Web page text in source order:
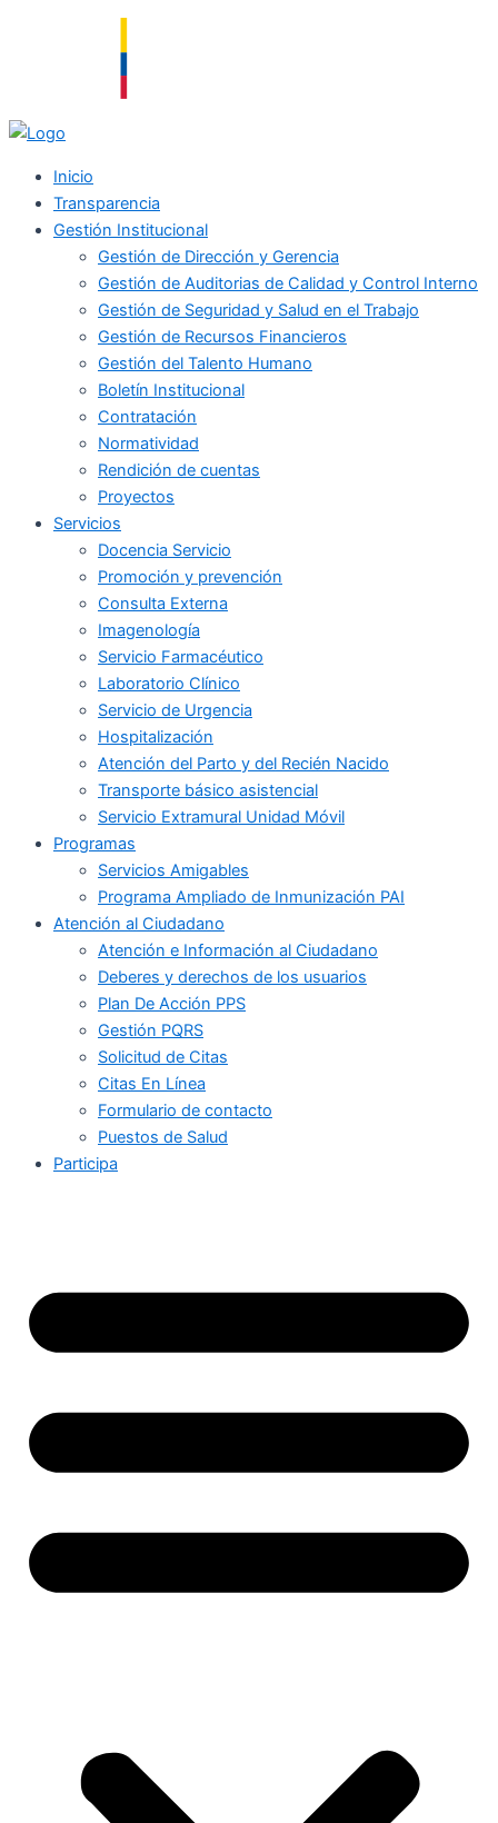
Inicio
Transparencia
Gestión Institucional
Gestión de Dirección y Gerencia
Gestión de Auditorias de Calidad y Control Interno
Gestión de Seguridad y Salud en el Trabajo
Gestión de Recursos Financieros
Gestión del Talento Humano
Boletín Institucional
Contratación
Normatividad
Rendición de cuentas
Proyectos
Servicios
Docencia Servicio
Promoción y prevención
Consulta Externa
Imagenología
Servicio Farmacéutico
Laboratorio Clínico
Servicio de Urgencia
Hospitalización
Atención del Parto y del Recién Nacido
Transporte básico asistencial
Servicio Extramural Unidad Móvil
Programas
Servicios Amigables
Programa Ampliado de Inmunización PAI
Atención al Ciudadano
Atención e Información al Ciudadano
Deberes y derechos de los usuarios
Plan De Acción PPS
Gestión PQRS
Solicitud de Citas
Citas En Línea
Formulario de contacto
Puestos de Salud
Participa